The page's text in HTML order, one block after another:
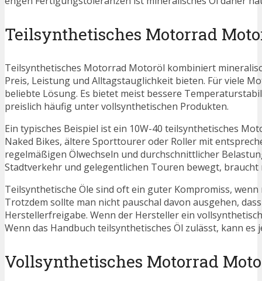
Teilsynthetisches Motorrad
Teilsynthetisches Motorrad Motoröl kombiniert
Preis, Leistung und Alltagstauglichkeit bieten. Für viele
beliebte Lösung. Es bietet meist bessere
preislich häufig unter vollsynthetischen Produkten.
Ein typisches Beispiel ist ein 10W-40 teilsynthetisches
Naked Bikes, ältere Sporttourer oder Roller mit
regelmäßigen Ölwechseln und durchschnittlicher
Stadtverkehr und gelegentlichen Touren bewegt, braucht
Teilsynthetische Öle sind oft ein guter Kompromiss,
Trotzdem sollte man nicht pauschal davon ausgehen,
Herstellerfreigabe. Wenn der Hersteller ein
Wenn das Handbuch teilsynthetisches Öl zulässt, kann
Vollsynthetisches Motorrad